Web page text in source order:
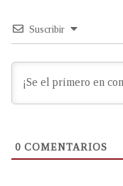
Suscribir
0 COMENTARIOS